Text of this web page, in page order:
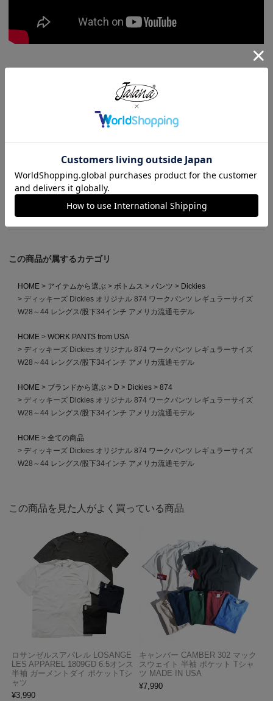
この商品が属するカテゴリ
HOME アイテムから選ぶ ボトムス パンツ
Dickies
ディッキーズ Dickies オリジナル 874 ワークパンツ レギュラーサイズ
W28～44 レングス/股下34インチ アメリカ流通モデル
HOME
WORK PANTS from USA
ディッキーズ Dickies オリジナル 874 ワークパンツ レギュラーサイズ
W28～44 レングス/股下34インチ アメリカ流通モデル
HOME ブランドから選ぶ D Dickies
874
ディッキーズ Dickies オリジナル 874 ワークパンツ レギュラーサイズ
W28～44 レングス/股下34インチ アメリカ流通モデル
HOME
全ての商品
ディッキーズ Dickies オリジナル 874 ワークパンツ レギュラーサイズ
W28～44 レングス/股下34インチ アメリカ流通モデル
この商品を見た人がよく買っている商品
ロサンゼルスアパレル LOSANGE
LES APPAREL 1809GD 6.5オンス
半袖 ガーメントダイ ポケットTシ
ャツ
¥3,990
キャンバー CAMBER 302 マック
スウェイト 半袖 ポケット Tシャ
ツ MADE IN USA
¥7,990